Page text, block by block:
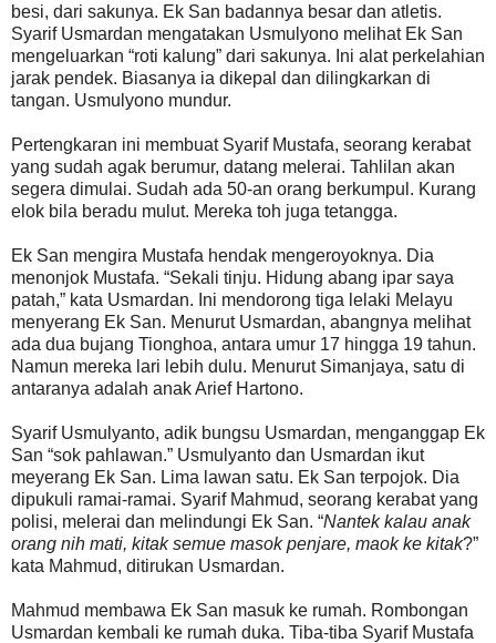
besi, dari sakunya. Ek San badannya besar dan atletis.
Syarif Usmardan mengatakan Usmulyono melihat Ek San
mengeluarkan “roti kalung” dari sakunya. Ini alat perkelahian
jarak pendek. Biasanya ia dikepal dan dilingkarkan di
tangan. Usmulyono mundur.
Pertengkaran ini membuat Syarif Mustafa, seorang kerabat
yang sudah agak berumur, datang melerai. Tahlilan akan
segera dimulai. Sudah ada 50-an orang berkumpul. Kurang
elok bila beradu mulut. Mereka toh juga tetangga.
Ek San mengira Mustafa hendak mengeroyoknya. Dia
menonjok Mustafa. “Sekali tinju. Hidung abang ipar saya
patah,” kata Usmardan. Ini mendorong tiga lelaki Melayu
menyerang Ek San. Menurut Usmardan, abangnya melihat
ada dua bujang Tionghoa, antara umur 17 hingga 19 tahun.
Namun mereka lari lebih dulu. Menurut Simanjaya, satu di
antaranya adalah anak Arief Hartono.
Syarif Usmulyanto, adik bungsu Usmardan, menganggap Ek
San “sok pahlawan.” Usmulyanto dan Usmardan ikut
meyerang Ek San. Lima lawan satu. Ek San terpojok. Dia
dipukuli ramai-ramai. Syarif Mahmud, seorang kerabat yang
polisi, melerai dan melindungi Ek San. “Nantek kalau anak
orang nih mati, kitak semue masok penjare, maok ke kitak?”
kata Mahmud, ditirukan Usmardan.
Mahmud membawa Ek San masuk ke rumah. Rombongan
Usmardan kembali ke rumah duka. Tiba-tiba Syarif Mustafa